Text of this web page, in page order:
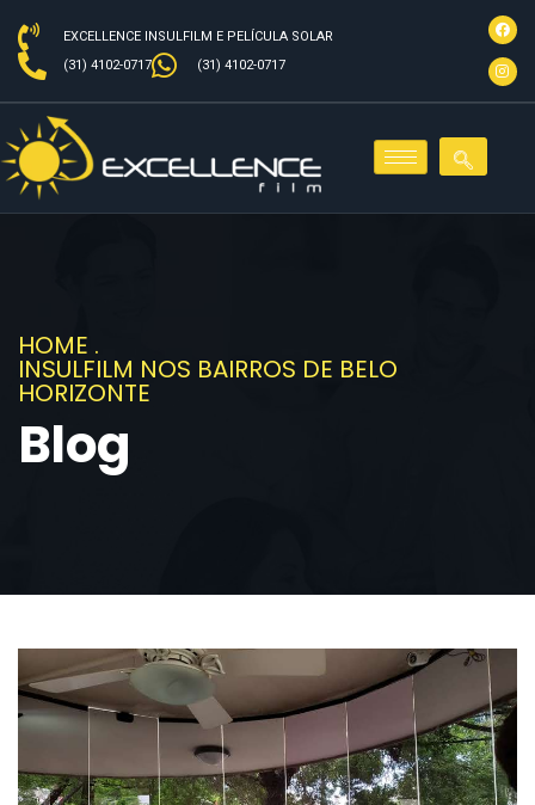
EXCELLENCE INSULFILM E PELÍCULA SOLAR
(31) 4102-0717
(31) 4102-0717
HOME .
INSULFILM NOS BAIRROS DE BELO
HORIZONTE
Blog